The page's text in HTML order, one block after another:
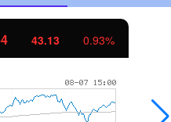
11.37 1.01%